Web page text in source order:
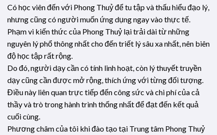
Có học viên đến với Phong Thuỷ để tu tập và thấu hiểu đạo lý,
nhưng cũng có người muốn ứng dụng ngay vào thực tế.
Phạm vi kiến thức của Phong Thuỷ lại trải dài từ những
nguyên lý phổ thông nhất cho đến triết lý sâu xa nhất, nên biên
độ học tập rất rộng.
Do đó, người dạy cần có tính linh hoạt, còn lý thuyết truyền
dạy cũng cần được mở rộng, thích ứng với từng đối tượng.
Điều này liên quan trực tiếp đến công sức và chi phí của cả
thầy và trò trong hành trình thống nhất để đạt đến kết quả
cuối cùng.
Phương châm của tôi khi đào tạo tại Trung tâm Phong Thuỷ